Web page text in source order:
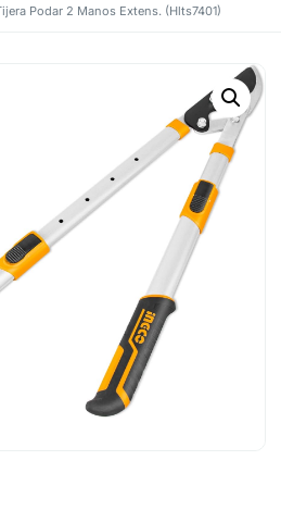
Podar 2 Manos Extens. (Hlts7401)